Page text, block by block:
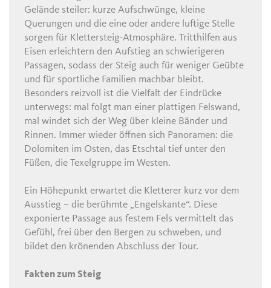
Gelände steiler: kurze Aufschwünge, kleine
Querungen und die eine oder andere luftige Stelle
sorgen für Klettersteig-Atmosphäre. Tritthilfen aus
Eisen erleichtern den Aufstieg an schwierigeren
Passagen, sodass der Steig auch für weniger Geübte
und für sportliche Familien machbar bleibt.
Besonders reizvoll ist die Vielfalt der Eindrücke
unterwegs: mal folgt man einer plattigen Felswand,
mal windet sich der Weg über kleine Bänder und
Rinnen. Immer wieder öffnen sich Panoramen: die
Dolomiten im Osten, das Etschtal tief unter den
Füßen, die Texelgruppe im Westen.
Ein Höhepunkt erwartet die Kletterer kurz vor dem
Ausstieg – die berühmte „Engelskante“. Diese
exponierte Passage aus festem Fels vermittelt das
Gefühl, frei über den Bergen zu schweben, und
bildet den krönenden Abschluss der Tour.
Fakten zum Steig